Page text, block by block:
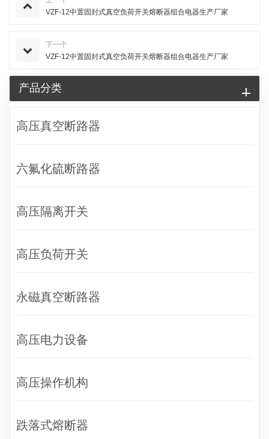
VZF-12中置固封式真空负荷开关熔断器组合电器生产厂家
下一个
VZF-12中置固封式真空负荷开关熔断器组合电器生产厂家
产品分类
高压真空断路器
六氟化硫断路器
高压隔离开关
高压负荷开关
永磁真空断路器
高压电力设备
高压操作机构
跌落式熔断器